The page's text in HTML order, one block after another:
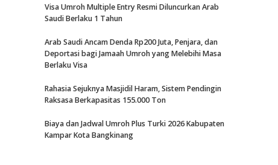
Visa Umroh Multiple Entry Resmi Diluncurkan Arab
Saudi Berlaku 1 Tahun
Arab Saudi Ancam Denda Rp200 Juta, Penjara, dan
Deportasi bagi Jamaah Umroh yang Melebihi Masa
Berlaku Visa
Rahasia Sejuknya Masjidil Haram, Sistem Pendingin
Raksasa Berkapasitas 155.000 Ton
Biaya dan Jadwal Umroh Plus Turki 2026 Kabupaten
Kampar Kota Bangkinang